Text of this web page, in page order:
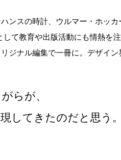
ンスの時計、ウルマー・ホッ
て教育や出版活動にも情熱を
ジナル編集で一冊に。デザイン
らが、
してきたのだと思う。